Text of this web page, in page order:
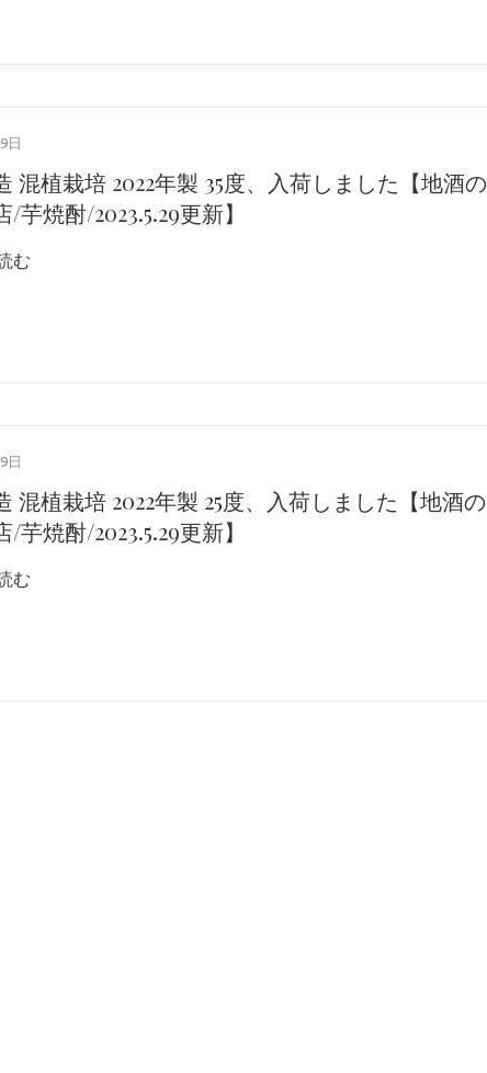
日
混植栽培 2022年製 35度、入荷しました【地酒の
/芋焼酎/2023.5.29更新】
む
日
混植栽培 2022年製 25度、入荷しました【地酒の
/芋焼酎/2023.5.29更新】
む